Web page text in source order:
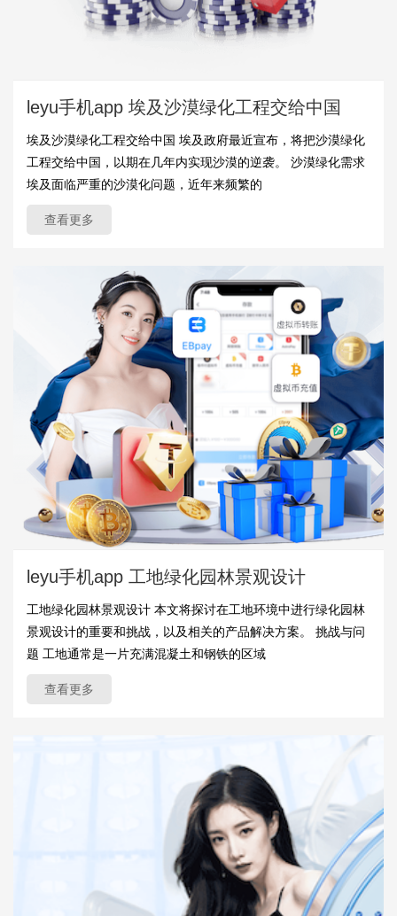
leyu手机app 埃及沙漠绿化工程交给中国
埃及沙漠绿化工程交给中国 埃及政府最近宣布，将把沙漠绿化
工程交给中国，以期在几年内实现沙漠的逆袭。 沙漠绿化需求
埃及面临严重的沙漠化问题，近年来频繁的
查看更多
leyu手机app 工地绿化园林景观设计
工地绿化园林景观设计 本文将探讨在工地环境中进行绿化园林
景观设计的重要和挑战，以及相关的产品解决方案。 挑战与问
题 工地通常是一片充满混凝土和钢铁的区域
查看更多